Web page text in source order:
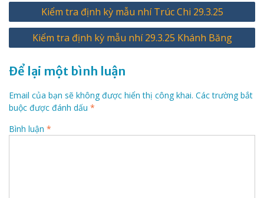
Điều
hướng
Kiểm tra định kỳ mẫu nhí Trúc Chi 29.3.25
Kiểm tra định kỳ mẫu nhí 29.3.25 Khánh Băng
Để lại một bình luận
Email của bạn sẽ không được hiển thị công khai. Các trường bắt
buộc được đánh dấu *
Bình luận *